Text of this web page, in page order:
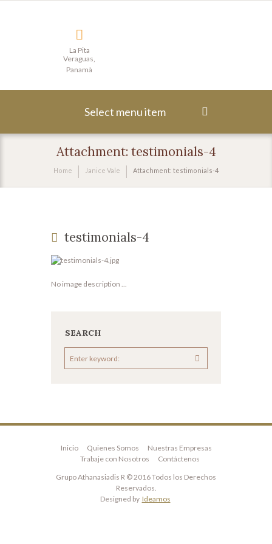
La Pita
Veraguas,
Panamà
Select menu item
Attachment: testimonials-4
Home Janice Vale Attachment: testimonials-4
testimonials-4
No image description ...
SEARCH
Inicio Quienes Somos
Nuestras Empresas
Trabaje con Nosotros
Contáctenos
Grupo Athanasiadis R © 2016 Todos los Derechos
Reservados.
Designed by Ideamos